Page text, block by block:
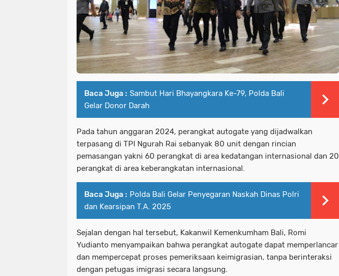
Baca Juga : Sambut Hari Bhayangkara Ke-79, Polda Bali
Gelar Donor Darah
Pada tahun anggaran 2024, perangkat autogate yang dijadwalkan
terpasang di TPI Ngurah Rai sebanyak 80 unit dengan rincian
pemasangan yakni 60 perangkat di area kedatangan internasional dan 20
perangkat di area keberangkatan internasional.
Baca Juga : Polda Bali Gelar Penyegaran Naskah Dinas Polri
dan Kearsipan T.A. 2025
Sejalan dengan hal tersebut, Kakanwil Kemenkumham Bali, Romi
Yudianto menyampaikan bahwa perangkat autogate dapat memperlancar
dan mempercepat proses pemeriksaan keimigrasian, tanpa berinteraksi
dengan petugas imigrasi secara langsung.